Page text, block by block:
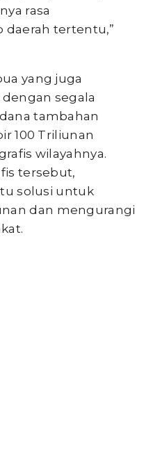
rasa
tertentu,”
yang juga
segala
tambahan
100 Triliunan
wilayahnya.
tersebut,
solusi untuk
dan mengurangi